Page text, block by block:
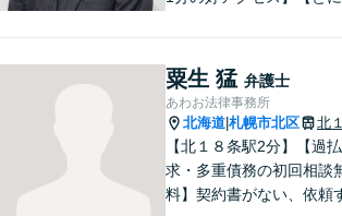
り】【相談だけでお悩み
決することもよくありま
法律だけにとらわれず、
者にとってベストな解決
を一緒に考えていきます
粟生 猛 弁護士
あわお法律事務所
北海道 札幌市北区 北
【北１８条駅2分】【過
求・多重債務の初回相談
料】契約書がない、依頼